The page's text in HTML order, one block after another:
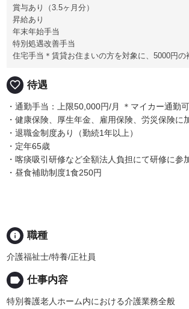
賞与あり（3.5ヶ月分）
昇給あり
年末年始手当
特別処遇改善手当
住宅手当＊賃貸お住まいの方を対象に、5000円の
favorite_border 待遇
・通勤手当：上限50,000円/月 ＊マイカー通勤
・健康保険、厚生年金、雇用保険、労災保険に
・退職金制度あり（勤続1年以上）
・定年65歳
・喀痰吸引研修など全額法人負担にて研修に参
・昼食補助制度1食250円
info 職種
介護福祉士/特養/正社員
label 仕事内容
特別養護老人ホーム内における介護業務全般